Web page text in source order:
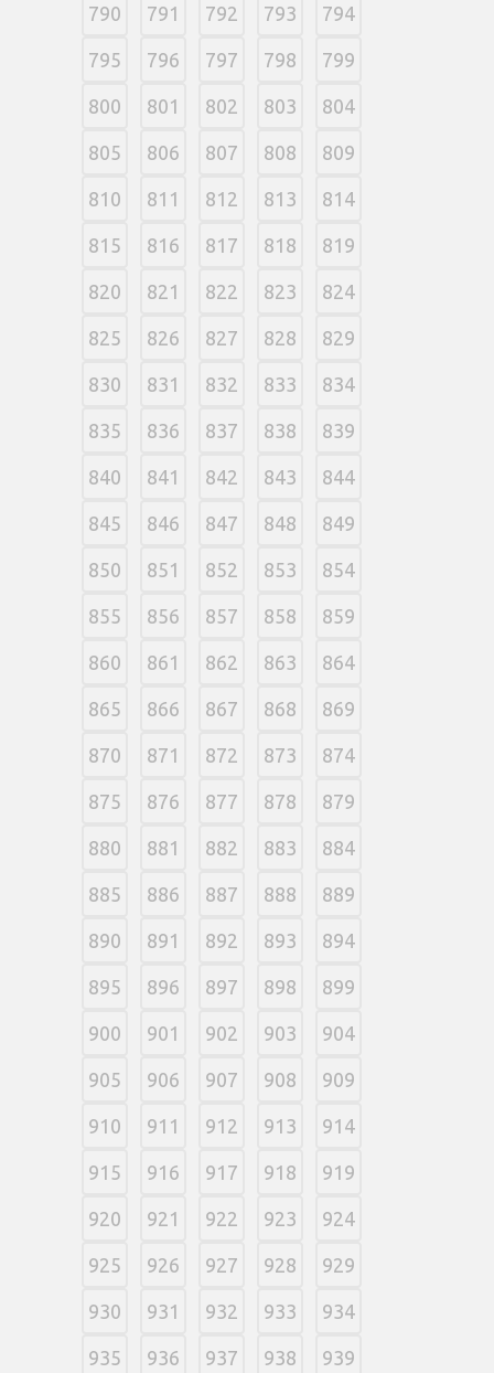
790 791 792 793 794
795 796 797 798 799
800 801 802 803 804
805 806 807 808 809
810 811 812 813 814
815 816 817 818 819
820 821 822 823 824
825 826 827 828 829
830 831 832 833 834
835 836 837 838 839
840 841 842 843 844
845 846 847 848 849
850 851 852 853 854
855 856 857 858 859
860 861 862 863 864
865 866 867 868 869
870 871 872 873 874
875 876 877 878 879
880 881 882 883 884
885 886 887 888 889
890 891 892 893 894
895 896 897 898 899
900 901 902 903 904
905 906 907 908 909
910 911 912 913 914
915 916 917 918 919
920 921 922 923 924
925 926 927 928 929
930 931 932 933 934
935 936 937 938 939